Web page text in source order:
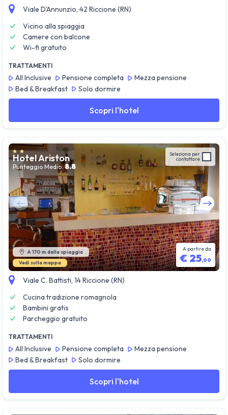
Viale D'Annunzio, 42 Riccione (RN)
Vicino alla spiaggia
Camere con balcone
Wi-fi gratuito
TRATTAMENTI
All Inclusive Pensione completa
Mezza pensione
Bed & Breakfast
Solo dormire
Scopri l'hotel
Guarda tutte le foto
Hotel Ariston
Punteggio Medio: 8.8
Seleziona per
contattare
A 170 m dalla spiaggia
Vedi sulla mappa
A partire da
€ 25,00
Viale C. Battisti, 14 Riccione (RN)
Cucina tradizione romagnola
Bambini gratis
Parcheggio gratuito
TRATTAMENTI
All Inclusive Pensione completa
Mezza pensione
Bed & Breakfast
Solo dormire
Scopri l'hotel